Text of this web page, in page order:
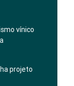
vínico
projeto